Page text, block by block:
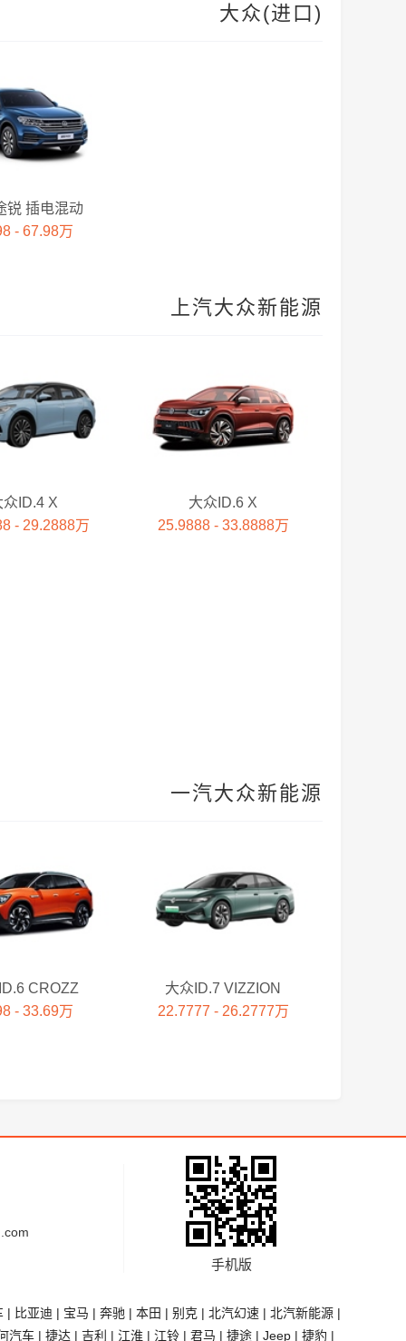
大众(进口)
锐 插电混动
- 67.98万
上汽大众新能源
众ID.4 X
- 29.2888万
大众ID.6 X
25.9888 - 33.8888万
一汽大众新能源
CROZZ
- 33.69万
大众ID.7 VIZZION
22.7777 - 26.2777万
手机版
| 比亚迪 | 宝马 | 奔驰 | 本田 | 别克 | 北汽幻速 | 北汽新能源 |
汽车 | 捷达 | 吉利 | 江淮 | 江铃 | 君马 | 捷途 | Jeep | 捷豹 |